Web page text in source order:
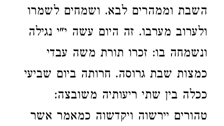
השבת וממהרים לבא. ושמחים לשמרו
ולערוב מערבו. זה היום עשה י"י נגילה
ונשמחה בו: זכרו תורת משה עבדי
כמצות שבת גרוסה. חרותה ביום שביעי
ככלה בין שתי ריעותיה משובצה:
טהורים יירשוה ויקדשוה כמאמר אשר